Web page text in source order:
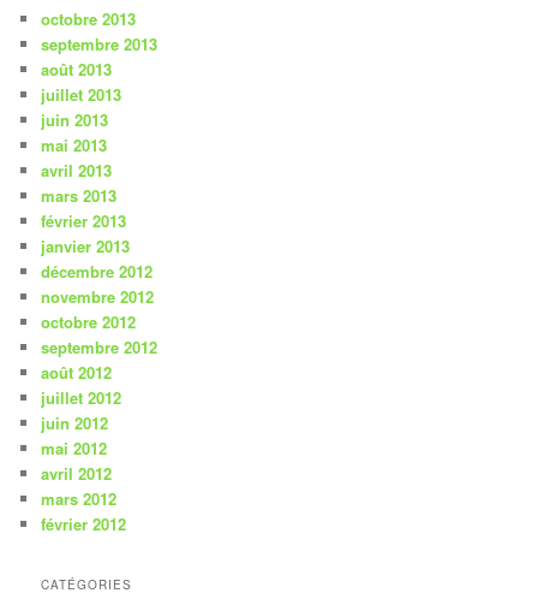
octobre 2013
septembre 2013
août 2013
juillet 2013
juin 2013
mai 2013
avril 2013
mars 2013
février 2013
janvier 2013
décembre 2012
novembre 2012
octobre 2012
septembre 2012
août 2012
juillet 2012
juin 2012
mai 2012
avril 2012
mars 2012
février 2012
CATÉGORIES